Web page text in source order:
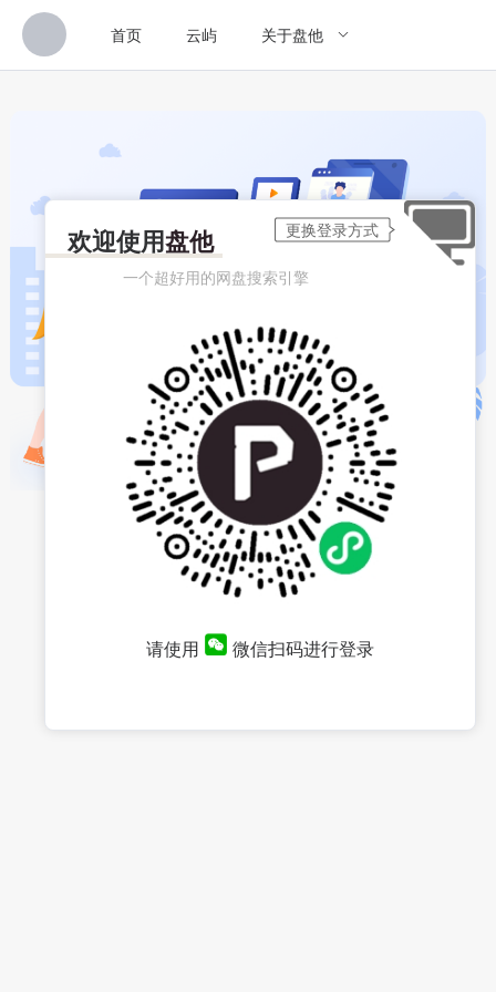
首页 云屿 关于盘他
欢迎使用盘他
一个超好用的网盘搜索引擎
请使用 微信扫码进行登录